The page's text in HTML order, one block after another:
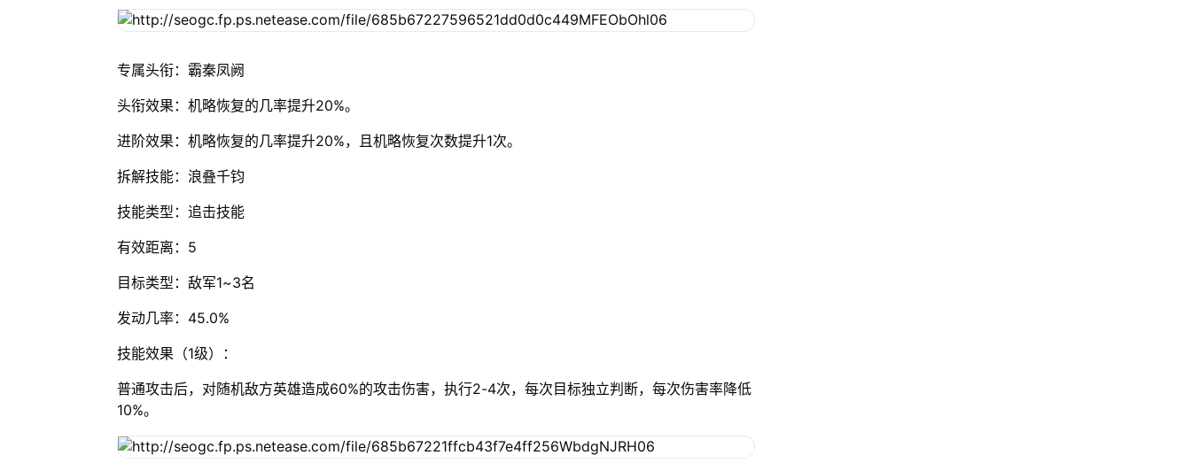
专属头衔：霸秦凤阙
头衔效果：机略恢复的几率提升20%。
进阶效果：机略恢复的几率提升20%，且机略恢复次数提升1次。
拆解技能：浪叠千钧
技能类型：追击技能
有效距离：5
目标类型：敌军1~3名
发动几率：45.0%
技能效果（1级）：
普通攻击后，对随机敌方英雄造成60%的攻击伤害，执行2-4次，每次目标独立判断，每次伤害率降低
10%。